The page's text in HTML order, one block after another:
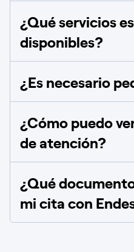
¿Qué servicios
disponibles?
¿Es necesario
¿Cómo puedo
de atención?
¿Qué
mi cita con